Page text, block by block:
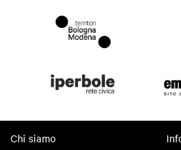
Chi siamo